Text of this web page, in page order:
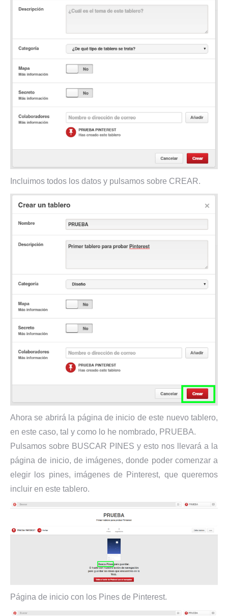
Incluimos todos los datos y pulsamos sobre CREAR.
Ahora se abrirá la página de inicio de este nuevo tablero,
en este caso, tal y como lo he nombrado, PRUEBA.
Pulsamos sobre BUSCAR PINES y esto nos llevará a la
página de inicio, de imágenes, donde poder comenzar a
elegir los pines, imágenes de Pinterest, que queremos
incluir en este tablero.
Página de inicio con los Pines de Pinterest.